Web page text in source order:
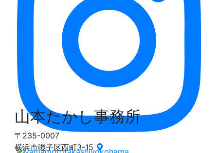
山本たかし事務所
〒235-0007
横浜市磯子区西町3-15